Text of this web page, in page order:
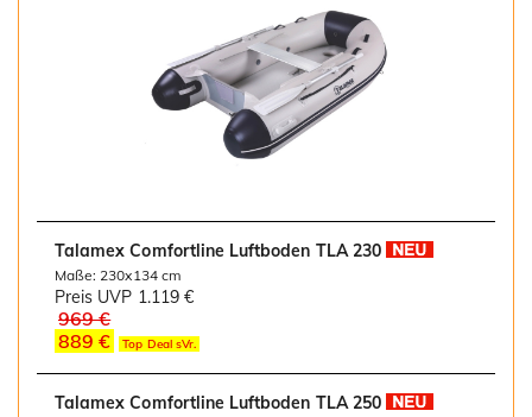
Talamex Comfortline Luftboden TLA 230
Maße: 230x134 cm
Preis UVP 1.119 €
969 €
889 €
Top Deal sVr.
Talamex Comfortline Luftboden TLA 250